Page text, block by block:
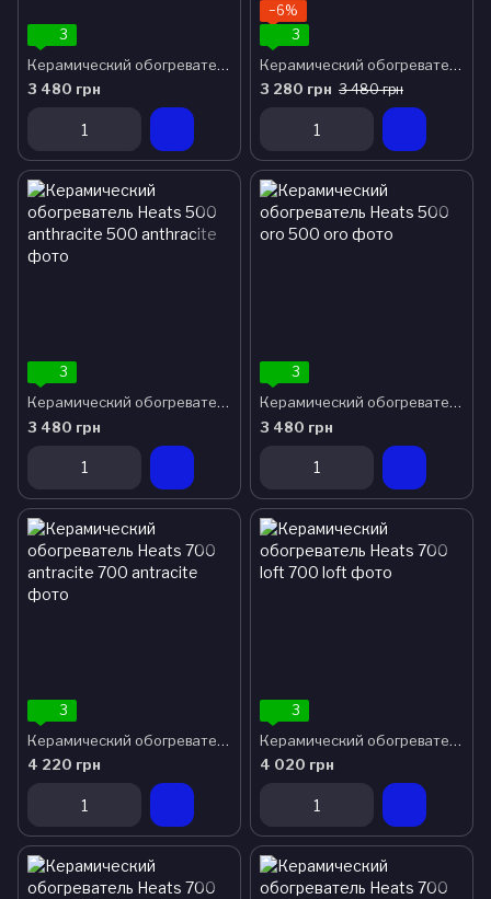
3
Керамический обогреватель Heats 500 stone
3 480 грн
−6%
3
Керамический обогреватель Heats 500 loft
3 280 грн 3 480 грн
3
Керамический обогреватель Heats 500 anthracite
3 480 грн
3
Керамический обогреватель Heats 500 oro
3 480 грн
3
Керамический обогреватель Heats 700 antracite
4 220 грн
3
Керамический обогреватель Heats 700 loft
4 020 грн